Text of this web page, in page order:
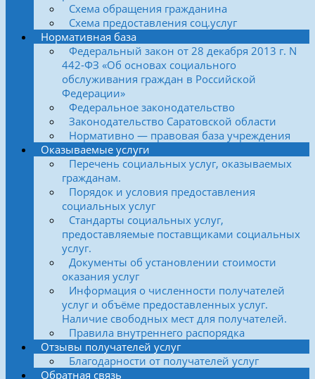
Схема обращения гражданина
Схема предоставления соц.услуг
Нормативная база
Федеральный закон от 28 декабря 2013 г. N
442-ФЗ «Об основах социального
обслуживания граждан в Российской
Федерации»
Федеральное законодательство
Законодательство Саратовской области
Нормативно — правовая база учреждения
Оказываемые услуги
Перечень социальных услуг, оказываемых
гражданам.
Порядок и условия предоставления
социальных услуг
Стандарты социальных услуг,
предоставляемые поставщиками социальных
услуг.
Документы об установлении стоимости
оказания услуг
Информация о численности получателей
услуг и объёме предоставленных услуг.
Наличие свободных мест для получателей.
Правила внутреннего распорядка
Отзывы получателей услуг
Благодарности от получателей услуг
Обратная связь